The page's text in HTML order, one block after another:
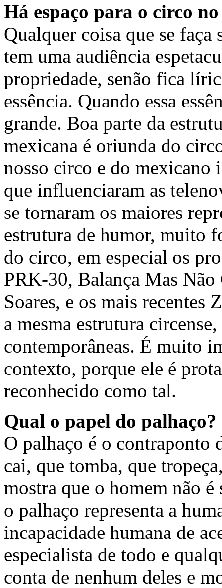
Há espaço para o circo
Qualquer coisa que se
tem uma audiência
propriedade, senão fica
essência. Quando essa
grande. Boa parte da
mexicana é oriunda do
nosso circo e do mexicano
que influenciaram as
se tornaram os maiores
estrutura de humor, muito
do circo, em especial os
PRK-30, Balança Mas
Soares, e os mais recentes
a mesma estrutura
contemporâneas. É muito
contexto, porque ele é
reconhecido como tal.
Qual o papel do palhaço?
O palhaço é o contraponto
cai, que tomba, que
mostra que o homem não é
o palhaço representa a
incapacidade humana de
especialista de todo e
conta de nenhum deles e